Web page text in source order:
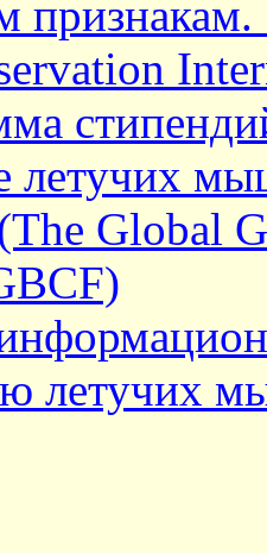
признакам.
летучих
Global
летучих